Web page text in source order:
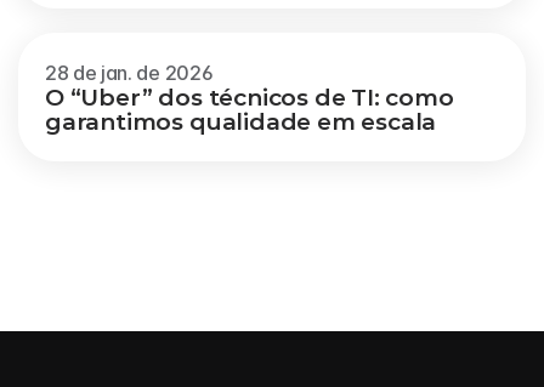
28 de jan. de 2026
O “Uber” dos técnicos de TI: como
garantimos qualidade em escala